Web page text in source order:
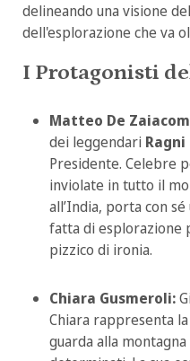
delineando una visione
dell'esplorazione che va
I Protagonisti
Matteo De
dei leggendari Ragni
Presidente. Celebre
inviolate in tutto il
all’India, porta con
fatta di esplorazione
pizzico di ironia.
Chiara Gusmeroli:
Chiara rappresenta
guarda alla